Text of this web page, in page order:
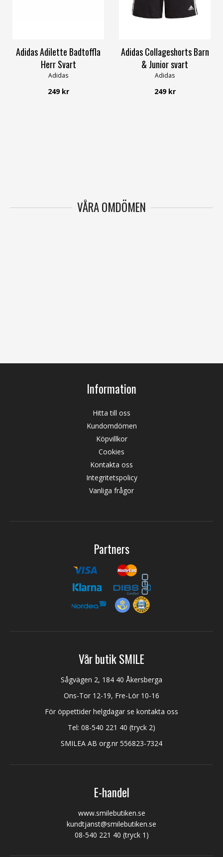
Adidas Adilette Badtoffla
Herr Svart
Adidas
249 kr
134
Adidas Collageshorts Barn
& Junior svart
Adidas
249 kr
VÅRA OMDÖMEN
Information
Hitta till oss
Kundomdömen
Köpvillkor
Cookies
Kontakta oss
Integritetspolicy
Vanliga frågor
Partners
Vår butik SMILE
Sågvägen 2, 184 40 Åkersberga
Ons-Tor 12-19, Fre-Lör 10-16
För öppettider helgdagar se kontakta oss
Tel: 08-540 221 40 (tryck 2)
SMILEA AB org.nr 556823-7324
E-handel
www.smilebutiken.se
kundtjanst@smilebutiken.se
08-540 221 40 (tryck 1)